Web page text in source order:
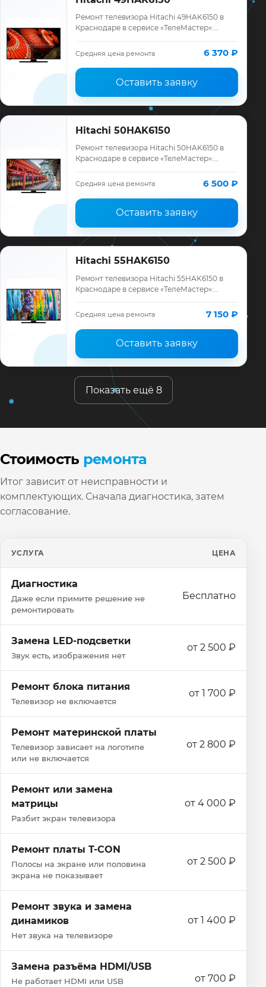
Ремонт телевизора Hitachi 49HAK6150 в
Краснодаре в сервисе «ТелеМастер»:
ремонта, запчасти и гарантия до 12
месяцев.
Средняя цена ремонта 6 370 ₽
Оставить заявку
Hitachi 50HAK6150
Ремонт телевизора Hitachi 50HAK6150 в
Краснодаре в сервисе «ТелеМастер»:
ремонта, запчасти и гарантия до 12
Средняя цена ремонта 6 500 ₽
Оставить заявку
Hitachi 55HAK6150
Ремонт телевизора Hitachi 55HAK6150 в
Краснодаре в сервисе «ТелеМастер»:
ремонта, запчасти и гарантия до 12
месяцев.
Средняя цена ремонта 7 150 ₽
Оставить заявку
Показать ещё 8
Стоимость ремонта
Итог зависит от неисправности и
комплектующих. Сначала диагностика, затем
согласование.
УСЛУГА ЦЕНА
Диагностика
Даже если примите решение не
ремонтировать
Бесплатно
Замена LED-подсветки
Звук есть, изображения нет
от 2 500 ₽
Ремонт блока питания
Телевизор не включается
от 1 700 ₽
Ремонт материнской платы
Телевизор зависает на логотипе
или не включается
от 2 800 ₽
Ремонт или замена
матрицы
Разбит экран телевизора
от 4 000 ₽
Ремонт платы T-CON
Полосы на экране или половина
экрана не показывает
от 2 500 ₽
Ремонт звука и замена
динамиков
Нет звука на телевизоре
от 1 400 ₽
Замена разъёма HDMI/USB
Не работает HDMI или USB
от 700 ₽